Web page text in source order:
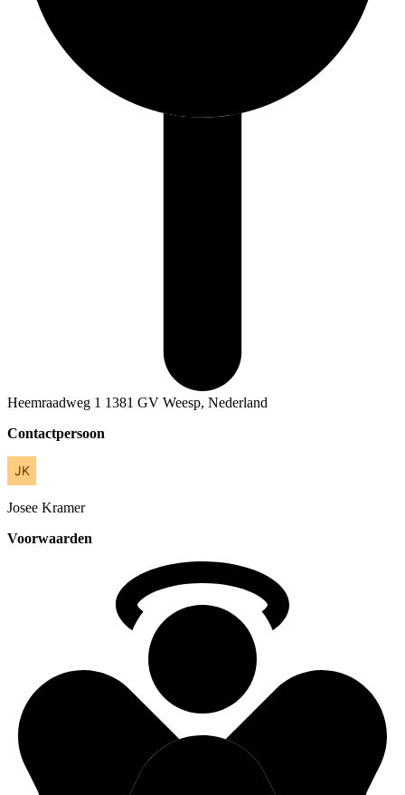
Heemraadweg 1 1381 GV Weesp, Nederland
Contactpersoon
Josee Kramer
Voorwaarden